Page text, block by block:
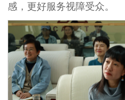
感，更好服务视障受众。